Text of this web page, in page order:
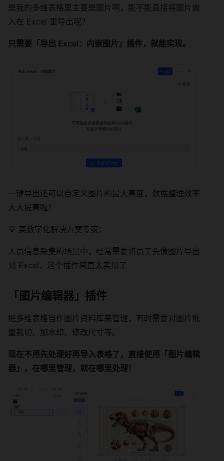
是我的多维表格里主要是图片啊，能不能直接将图片嵌
入在 Excel 里导出呢？
只需要「导出 Excel：内嵌图片」插件，就能实现。
一键导出还可以自定义图片的最大高度，数据整理效率
大大提高啦！
💡 某数字化解决方案专家：
人员信息采集的场景中，经常需要将员工头像图片导出
到 Excel，这个插件简直太实用了
「 图片编辑器 」插件
把多维表格当作图片资料库来管理，有时需要对图片批
量裁切、加水印、修改尺寸等。
现在不用先处理好再导入表格了，直接使用「图片编辑
器」，在哪里管理，就在哪里处理！